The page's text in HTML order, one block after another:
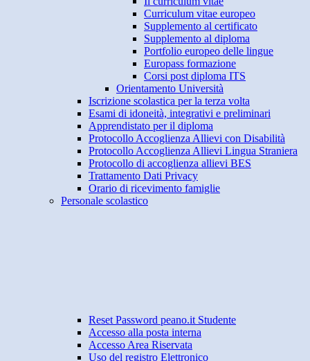
Curriculum vitae europeo
Supplemento al certificato
Supplemento al diploma
Portfolio europeo delle lingue
Europass formazione
Corsi post diploma ITS
Orientamento Università
Iscrizione scolastica per la terza volta
Esami di idoneità, integrativi e preliminari
Apprendistato per il diploma
Protocollo Accoglienza Allievi con Disabilità
Protocollo Accoglienza Allievi Lingua Straniera
Protocollo di accoglienza allievi BES
Trattamento Dati Privacy
Orario di ricevimento famiglie
Personale scolastico
Reset Password peano.it Studente
Accesso alla posta interna
Accesso Area Riservata
Uso del registro Elettronico